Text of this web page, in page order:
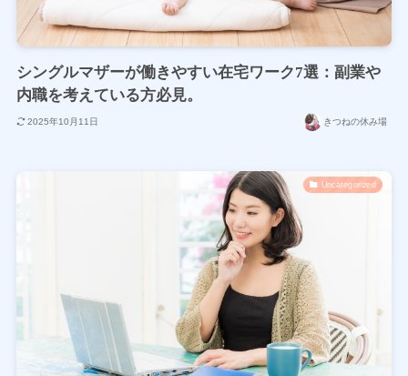
シングルマザーが働きやすい在宅ワーク7選：副業や
内職を考えている方必見。
2025年10月11日 きつねの休み場
Uncategorized